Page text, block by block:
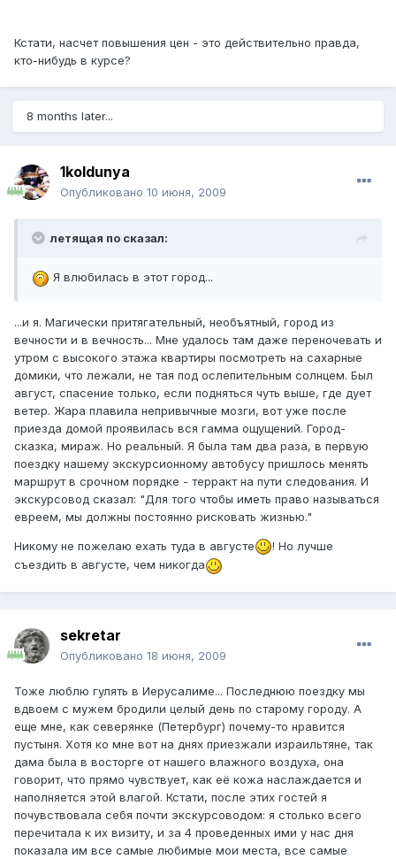
Кстати, насчет повышения цен - это действительно правда,
кто-нибудь в курсе?
8 months later...
1koldunya
Опубликовано 10 июня, 2009
летящая по сказал:
Я влюбилась в этот город...
...и я. Магически притягательный, необъятный, город из
вечности и в вечность... Мне удалось там даже переночевать и
утром с высокого этажа квартиры посмотреть на сахарные
домики, что лежали, не тая под ослепительным солнцем. Был
август, спасение только, если подняться чуть выше, где дует
ветер. Жара плавила непривычные мозги, вот уже после
приезда домой проявилась вся гамма ощущений. Город-
сказка, мираж. Но реальный. Я была там два раза, в первую
поездку нашему экскурсионному автобусу пришлось менять
маршрут в срочном порядке - терракт на пути следования. И
экскурсовод сказал: "Для того чтобы иметь право называться
евреем, мы должны постоянно рисковать жизнью."
Никому не пожелаю ехать туда в августе
! Но лучше
съездить в августе, чем никогда
sekretar
Опубликовано 18 июня, 2009
Тоже люблю гулять в Иерусалиме... Последнюю поездку мы
вдвоем с мужем бродили целый день по старому городу. А
еще мне, как северянке (Петербург) почему-то нравится
пустыня. Хотя ко мне вот на днях приезжали израильтяне, так
дама была в восторге от нашего влажного воздуха, она
говорит, что прямо чувствует, как её кожа наслаждается и
наполняется этой влагой. Кстати, после этих гостей я
почувствовала себя почти экскурсоводом: я столько всего
перечитала к их визиту, и за 4 проведенных ими у нас дня
показала им все самые любимые мои места, все самые